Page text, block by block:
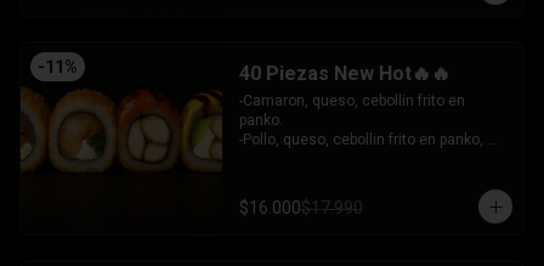
-11 % 40 Piezas New Hot🔥🔥
-Camaron, queso, cebollin frito en
panko.
-Pollo, queso, cebollin frito en panko,
bañado en salsa tari y dulce.
-Atun, queso, cebollin frito en panko.
$16.000$17.990